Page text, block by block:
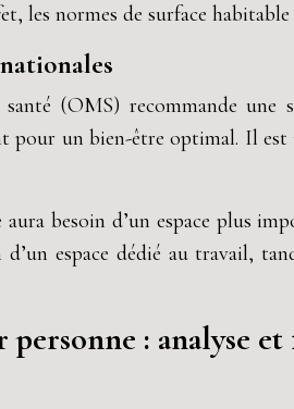
les normes de surface
(OMS) recommande
un bien-être optimal. Il est
aura besoin d’un espace plus
espace dédié au travail,
: analyse